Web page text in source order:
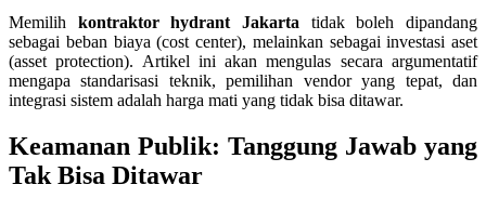
Memilih kontraktor hydrant Jakarta tidak boleh dipandang
sebagai beban biaya (cost center), melainkan sebagai investasi aset
(asset protection). Artikel ini akan mengulas secara argumentatif
mengapa standarisasi teknik, pemilihan vendor yang tepat, dan
integrasi sistem adalah harga mati yang tidak bisa ditawar.
Keamanan Publik: Tanggung Jawab yang
Tak Bisa Ditawar